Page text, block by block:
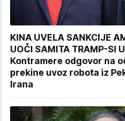
KINA UVELA SANKCIJE
UOČI SAMITA TRAMP-SI
Kontramere odgovor na
prekine uvoz robota iz
Irana